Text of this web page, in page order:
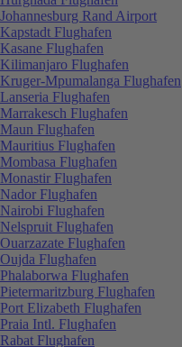
Johannesburg Rand Airport
Kapstadt Flughafen
Kasane Flughafen
Kilimanjaro Flughafen
Kruger-Mpumalanga Flughafen
Lanseria Flughafen
Marrakesch Flughafen
Maun Flughafen
Mauritius Flughafen
Mombasa Flughafen
Monastir Flughafen
Nador Flughafen
Nairobi Flughafen
Nelspruit Flughafen
Ouarzazate Flughafen
Oujda Flughafen
Phalaborwa Flughafen
Pietermaritzburg Flughafen
Port Elizabeth Flughafen
Praia Intl. Flughafen
Rabat Flughafen